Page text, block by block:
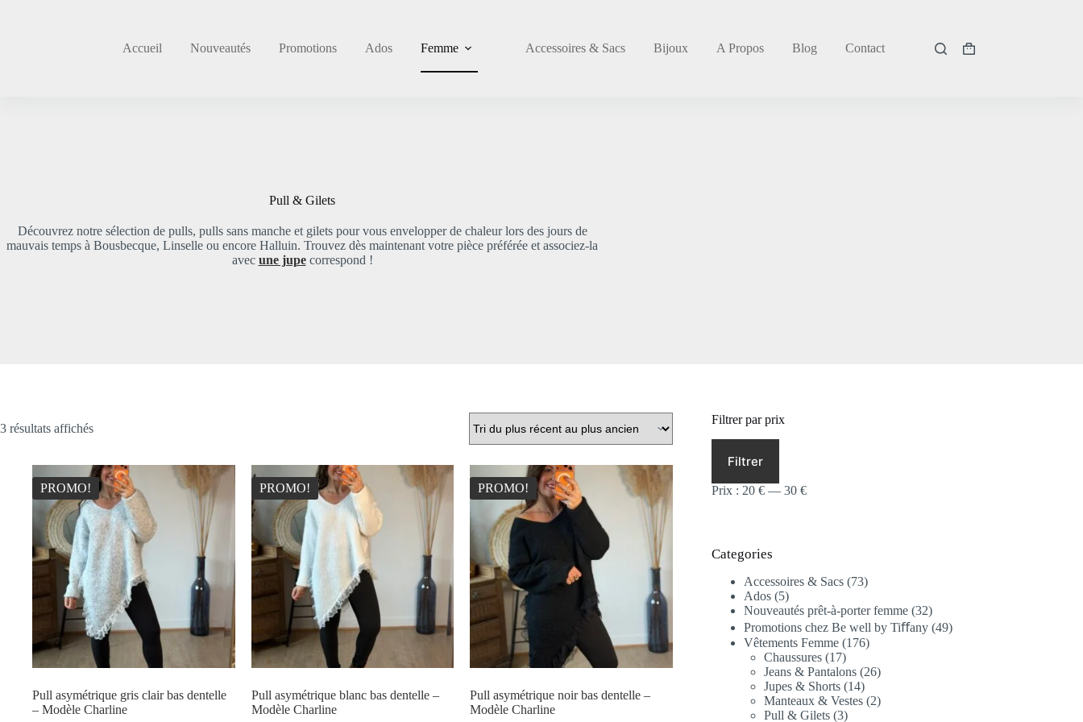
Accueil
Nouveautés Promotions Ados Femme Accessoires & Sacs Bijoux A Propos Blog Contact
Panier
Pull & Gilets
Découvrez notre sélection de pulls, pulls sans manche et gilets pour vous envelopper de chaleur lors des jours de
mauvais temps à Bousbecque, Linselle ou encore Halluin. Trouvez dès maintenant votre pièce préférée et associez-la
avec une jupecorrespond !
3 résultats affichésTrié
récent
au
plus
ancien
PROMO!
Pull asymétrique gris clair bas dentelle
– Modèle Charline
PROMO!
Pull asymétrique blanc bas dentelle –
Modèle Charline
PROMO!
Pull asymétrique noir bas dentelle –
Modèle Charline
Filtrer par prix
min
maxFiltrer
Prix : 20 € —30 €
Categories
Accessoires & Sacs 7373
Ados 55
produits
Nouveautés prêt-à-porter femme 3232
produits
Promotions chez Be well by Tiﬀany 4949
produits
Vêtements Femme 176176
Chaussures 1717
produits
Jeans & Pantalons 2626
Jupes & Shorts 1414
produits
Manteaux & Vestes 22
Pull & Gilets 33